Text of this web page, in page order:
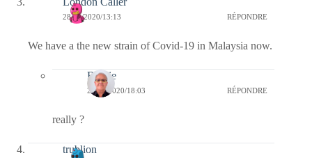
28/08/2020/13:13 RÉPONDRE
We have a the new strain of Covid-19 in Malaysia now.
Bernie
28/08/2020/18:03 RÉPONDRE
really ?
trublion